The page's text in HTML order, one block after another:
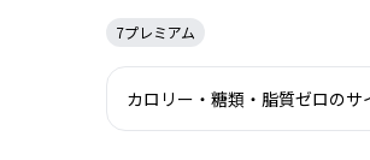
7プレミアム
カロリー・糖類・脂質ゼロのサ